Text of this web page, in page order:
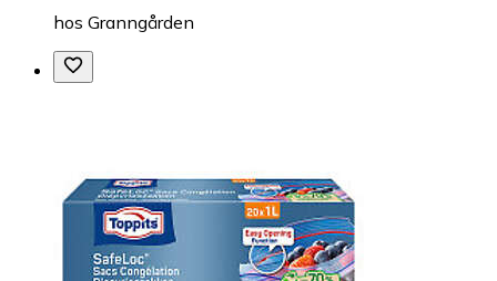
hos Granngården